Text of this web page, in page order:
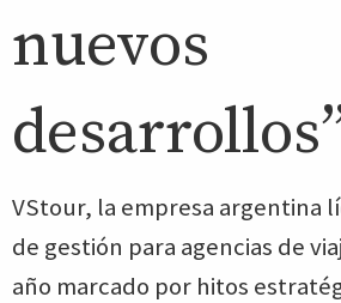
nuevos
VStour, la empresa argentina
de gestión para agencias de
año marcado por hitos